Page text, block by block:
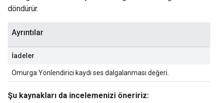
döndürür.
Ayrıntılar
İadeler
Omurga Yönlendirici kaydı ses dalgalanması değeri.
Şu kaynakları da incelemenizi öneririz: